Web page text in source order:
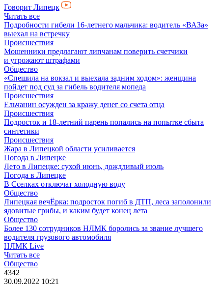
Говорит Липецк
Читать все
Подробности гибели 16-летнего мальчика: водитель «ВАЗа»
выехал на встречку
Происшествия
Мошенники предлагают липчанам поверить счетчики
и угрожают штрафами
Общество
«Спешила на вокзал и выехала задним ходом»: женщина
пойдет под суд за гибель водителя мопеда
Происшествия
Ельчанин осужден за кражу денег со счета отца
Происшествия
Подросток и 18-летний парень попались на попытке сбыта
синтетики
Происшествия
Жара в Липецкой области усиливается
Погода в Липецке
Лето в Липецке: сухой июнь, дождливый июль
Погода в Липецке
В Сселках отключат холодную воду
Общество
Липецкая вечЁрка: подросток погиб в ДТП, леса заполонили
ядовитые грибы, и каким будет конец лета
Общество
Более 130 сотрудников НЛМК боролись за звание лучшего
водителя грузового автомобиля
НЛМК Live
Читать все
Общество
4342
30.09.2022 10:21